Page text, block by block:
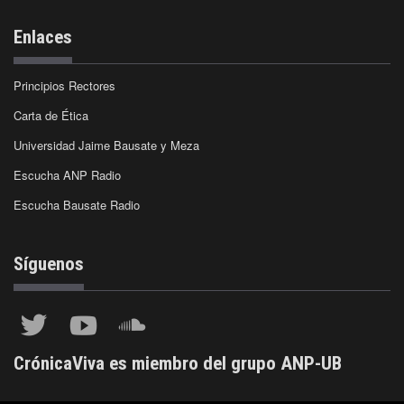
Enlaces
Principios Rectores
Carta de Ética
Universidad Jaime Bausate y Meza
Escucha ANP Radio
Escucha Bausate Radio
Síguenos
CrónicaViva es miembro del grupo ANP-UB